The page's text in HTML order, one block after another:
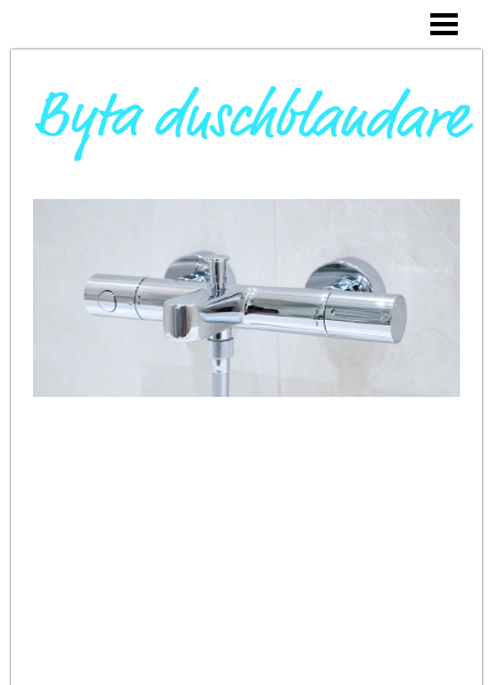
BYTA VARMVATTENBEREDARE
BYTA BLANDARE I HANDFAT